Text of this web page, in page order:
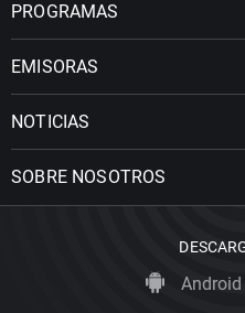
PROGRAMAS
EMISORAS
NOTICIAS
SOBRE NOSOTROS
Android